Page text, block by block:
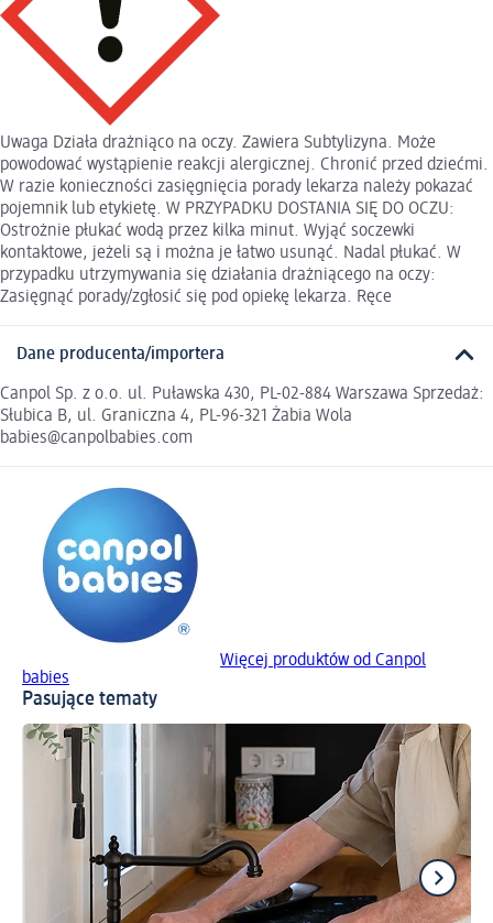
Uwaga Działa drażniąco na oczy. Zawiera Subtylizyna. Może
powodować wystąpienie reakcji alergicznej. Chronić przed dziećmi.
W razie konieczności zasięgnięcia porady lekarza należy pokazać
pojemnik lub etykietę. W PRZYPADKU DOSTANIA SIĘ DO OCZU:
Ostrożnie płukać wodą przez kilka minut. Wyjąć soczewki
kontaktowe, jeżeli są i można je łatwo usunąć. Nadal płukać. W
przypadku utrzymywania się działania drażniącego na oczy:
Zasięgnąć porady/zgłosić się pod opiekę lekarza. Ręce
Dane producenta/importera
Canpol Sp. z o.o. ul. Puławska 430, PL-02-884 Warszawa Sprzedaż:
Słubica B, ul. Graniczna 4, PL-96-321 Żabia Wola
babies@canpolbabies.com
Więcej produktów od Canpol
babies
Pasujące tematy